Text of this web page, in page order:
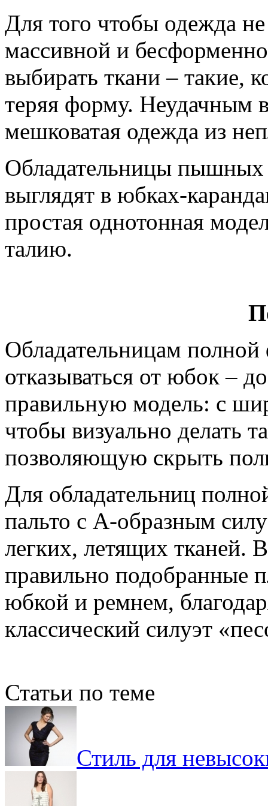
Для того чтобы одежда
массивной и
выбирать ткани – такие,
теряя форму. Неудачным
мешковатая одежда из
Обладательницы пышных
выглядят в юбках-
простая однотонная
талию.
Обладательницам полной
отказываться от юбок –
правильную модель: с
чтобы визуально делать
позволяющую скрыть
Для обладательниц
пальто с А-образным
легких, летящих тканей.
правильно подобранные
юбкой и ремнем,
классический силуэт
Статьи по теме
Стиль для